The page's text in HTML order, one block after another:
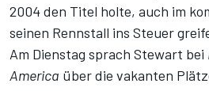
2004 den Titel holte, auch im
seinen Rennstall ins Steuer
Am Dienstag sprach Stewart bei
America über die vakanten